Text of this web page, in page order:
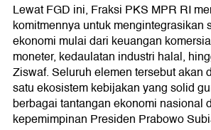
Lewat FGD ini, Fraksi PKS MPR RI
komitmennya untuk mengintegrasikan
ekonomi mulai dari keuangan
moneter, kedaulatan industri halal,
Ziswaf. Seluruh elemen tersebut akan
satu ekosistem kebijakan yang solid
berbagai tantangan ekonomi nasional
kepemimpinan Presiden Prabowo